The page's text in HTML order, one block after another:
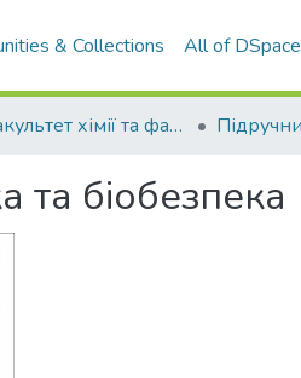
& Collections All of DSpace
13. Факультет хімії та фармації
та біобезпека